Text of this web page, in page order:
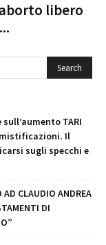
libero
TARI
mistificazioni. Il
sugli specchi e
AD CLAUDIO ANDREA
DI